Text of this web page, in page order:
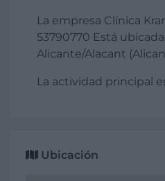
La empresa Clínica
53790770 Está
Alicante/Alacant
La actividad principal
Ubicación